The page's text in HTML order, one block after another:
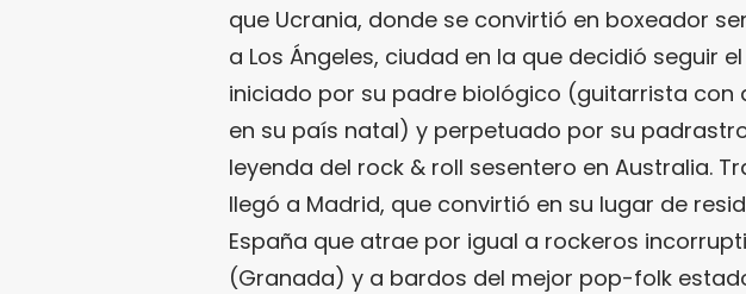
que Ucrania, donde se convirtió en boxeador
a Los Ángeles, ciudad en la que decidió seguir
iniciado por su padre biológico (guitarrista con
en su país natal) y perpetuado por su
leyenda del rock & roll sesentero en Australia.
llegó a Madrid, que convirtió en su lugar de
España que atrae por igual a rockeros
(Granada) y a bardos del mejor pop-folk